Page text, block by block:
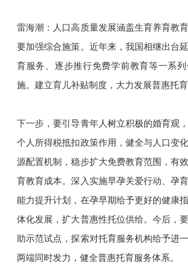
雷海潮：人口高质量发展涵盖生育养育教
要加强综合施策。近年来，我国相继出台
育服务、逐步推行免费学前教育等一系
施。建立育儿补贴制度，大力发展普惠托育
下一步，要引导青年人树立积极的婚育观
个人所得税抵扣政策作用，健全与人口变
源配置机制，稳步扩大免费教育范围，有
育教育成本。深入实施早孕关爱行动、孕
能力提升计划，在孕早期给予更好的健康
体化发展，扩大普惠性托位供给。今后，
助示范试点，探索对托育服务机构给予进
两端同时发力，健全普惠托育服务体系。